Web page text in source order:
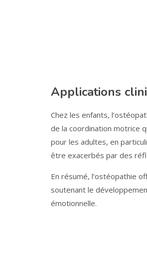
Applications
Chez les enfants,
de la coordination motrice
pour les adultes, en
être exacerbés par des
En résumé, l’ostéopathie
soutenant le
émotionnelle.